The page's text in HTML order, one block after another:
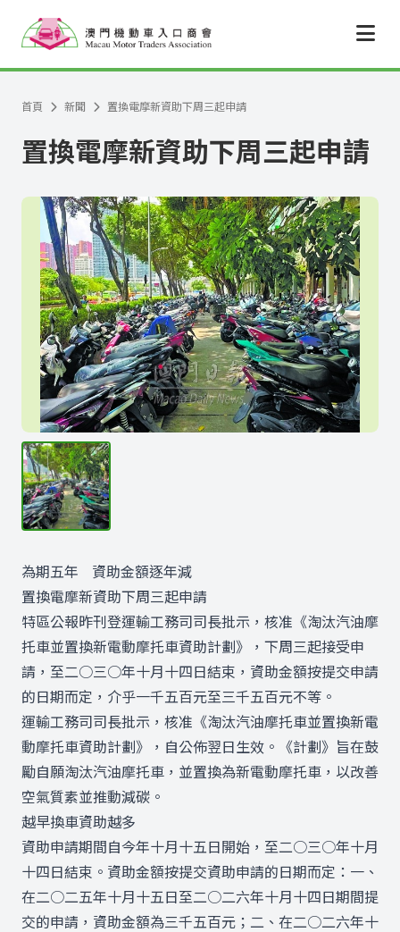
首頁 新聞 置換電摩新資助下周三起申請
置換電摩新資助下周三起申請
為期五年 資助金額逐年減
置換電摩新資助下周三起申請
特區公報昨刊登運輸工務司司長批示，核准《淘汰汽油摩
托車並置換新電動摩托車資助計劃》，下周三起接受申
請，至二○三○年十月十四日結束，資助金額按提交申請
的日期而定，介乎一千五百元至三千五百元不等。
運輸工務司司長批示，核准《淘汰汽油摩托車並置換新電
動摩托車資助計劃》，自公佈翌日生效。《計劃》旨在鼓
勵自願淘汰汽油摩托車，並置換為新電動摩托車，以改善
空氣質素並推動減碳。
越早換車資助越多
資助申請期間自今年十月十五日開始，至二○三○年十月
十四日結束。資助金額按提交資助申請的日期而定：一、
在二○二五年十月十五日至二○二六年十月十四日期間提
交的申請，資助金額為三千五百元；二、在二○二六年十